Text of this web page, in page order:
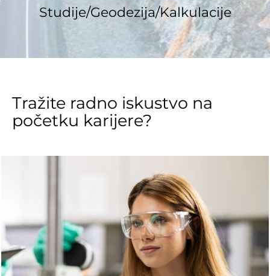
Studije/Geodezija/Kalkulacije
Tražite radno iskustvo na
početku karijere?